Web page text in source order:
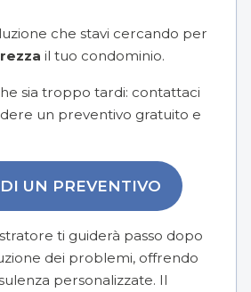
che stavi cercando per
il tuo condominio.
sia troppo tardi: contattaci
un preventivo gratuito e
UN PREVENTIVO
ti guiderà passo dopo
dei problemi, offrendo
personalizzate. Il